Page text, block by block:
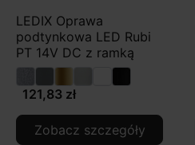
LEDIX Oprawa
podtynkowa LED Rubi
PT 14V DC z ramką
121,83 zł
Zobacz szczegóły